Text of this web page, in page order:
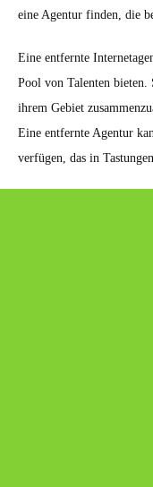
eine Agentur finden, die
Eine entfernte
Pool von Talenten
ihrem Gebiet
Eine entfernte Agentur
verfügen, das in